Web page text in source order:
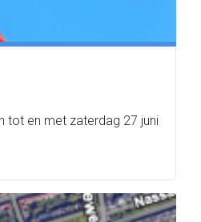
tot en met zaterdag 27 juni